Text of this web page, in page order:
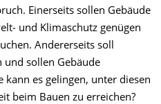
Einerseits sollen Gebäude
und Klimaschutz genügen
Andererseits soll
und sollen Gebäude
kann es gelingen, unter diesen
beim Bauen zu erreichen?